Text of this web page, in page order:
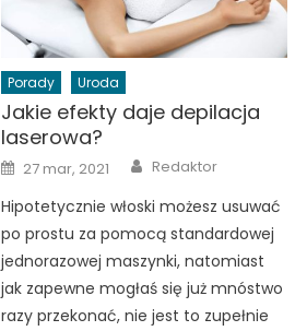
Porady Uroda
Jakie efekty daje depilacja
laserowa?
Posted
on
27 mar, 2021 Author
Redaktor
Hipotetycznie włoski możesz usuwać
po prostu za pomocą standardowej
jednorazowej maszynki, natomiast
jak zapewne mogłaś się już mnóstwo
razy przekonać, nie jest to zupełnie